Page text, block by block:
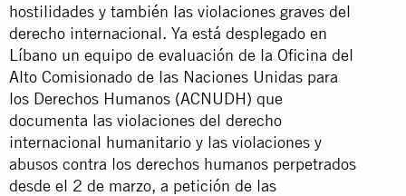
hostilidades y también las violaciones graves del
derecho internacional. Ya está desplegado en
Líbano un equipo de evaluación de la Oficina del
Alto Comisionado de las Naciones Unidas para
los Derechos Humanos (ACNUDH) que
documenta las violaciones del derecho
internacional humanitario y las violaciones y
abusos contra los derechos humanos perpetrados
desde el 2 de marzo, a petición de las